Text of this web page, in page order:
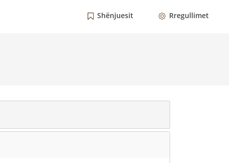
Shënjuesit Rregullimet